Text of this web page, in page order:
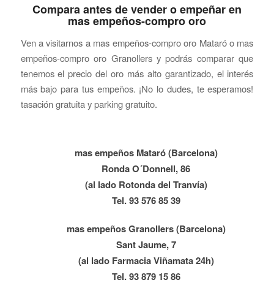
Compara antes de vender o empeñar en
mas empeños-compro oro
Ven a visitarnos a mas empeños-compro oro Mataró o mas
empeños-compro oro Granollers y podrás comparar que
tenemos el precio del oro más alto garantizado, el interés
más bajo para tus empeños. ¡No lo dudes, te esperamos!
tasación gratuita y parking gratuito.
mas empeños Mataró (Barcelona)
Ronda O´Donnell, 86
(al lado Rotonda del Tranvía)
Tel. 93 576 85 39
mas empeños Granollers (Barcelona)
Sant Jaume, 7
(al lado Farmacia Viñamata 24h)
Tel. 93 879 15 86